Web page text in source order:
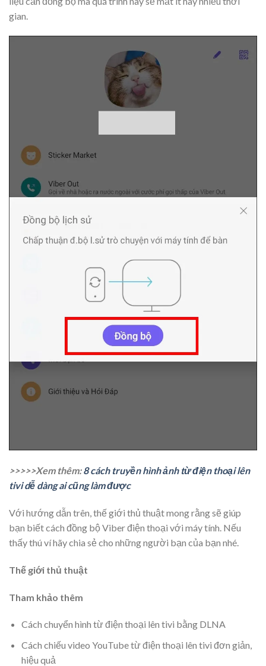
gian.
>>>>>Xem thêm:8 cách truyền hình ảnh từ điện thoại lên
tivi dễ dàng ai cũng làm được
Với hướng dẫn trên, thế giới thủ thuật mong rằng sẽ giúp
bạn biết cách đồng bộ Viber điện thoại với máy tính. Nếu
thấy thú ví hãy chia sẻ cho những người bạn của bạn nhé.
Thế giới thủ thuật
Tham khảo thêm
Cách chuyển hình từ điện thoại lên tivi bằng DLNA
Cách chiếu video YouTube từ điện thoại lên tivi đơn giản,
hiệu quả